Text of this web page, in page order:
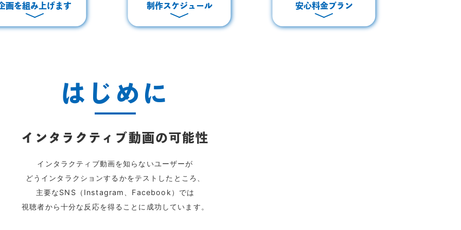
画を組み上げます 制作スケジュール 安心料金プラン
はじめに
インタラクティブ動画の可能性
インタラクティブ動画を知らないユーザーが
どうインタラクションするかをテストしたところ、
主要なSNS（Instagram、Facebook）では
視聴者から十分な反応を得ることに成功しています。